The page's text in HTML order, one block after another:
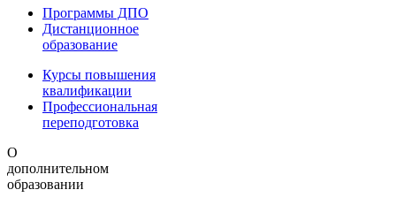
Программы ДПО
Дистанционное
образование
Курсы повышения
квалификации
Профессиональная
переподготовка
О
дополнительном
образовании